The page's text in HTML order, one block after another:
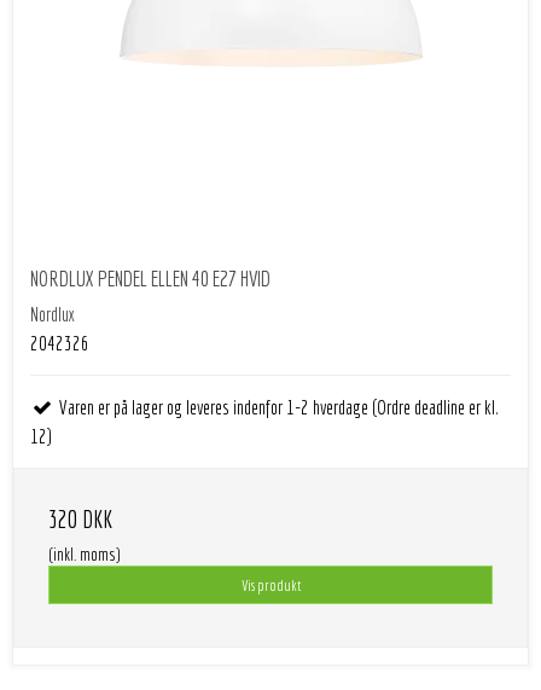
NORDLUX PENDEL ELLEN 40 E27 HVID
Nordlux
2042326
Varen er på lager og leveres indenfor 1-2 hverdage (Ordre deadline er kl.
12)
320 DKK
(inkl. moms)
Vis produkt